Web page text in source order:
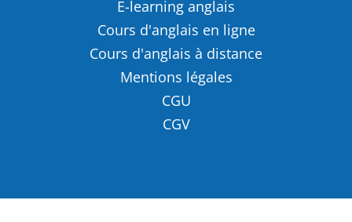
E-learning anglais
Cours d'anglais en ligne
Cours d'anglais à distance
Mentions légales
CGU
CGV